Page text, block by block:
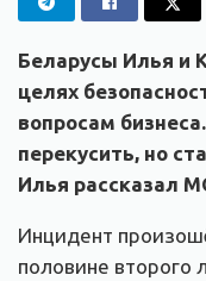
Беларусы Илья и
целях
вопросам
перекусить, но
Илья рассказал
Инцидент
половине второго